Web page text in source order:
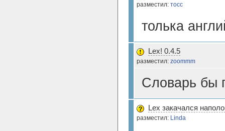
разместил: тосс
толька
Lex! 0.4.5
разместил: zoommm
Словарь
Lex закачался
разместил: Linda